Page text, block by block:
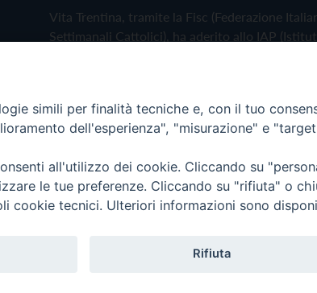
Vita Trentina, tramite la Fisc (Federazione
Settimanali Cattolici), ha aderito allo IAP
Privacy Policy Cookie Policy
Trentina Editrice
simili per finalità tecniche e, con il tuo
dell'esperienza", "misurazione" e
all'utilizzo dei cookie. Cliccando su
le tue preferenze. Cliccando su "rifiuta" o
cookie tecnici. Ulteriori informazioni sono
Rifiuta